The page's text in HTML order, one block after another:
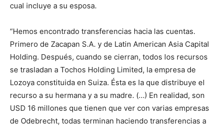
cual incluye a su esposa.
“Hemos encontrado transferencias hacia las cuentas.
Primero de Zacapan S.A. y de Latin American Asia Capital
Holding. Después, cuando se cierran, todos los recursos
se trasladan a Tochos Holding Limited, la empresa de
Lozoya constituida en Suiza. Ésta es la que distribuye el
recurso a su hermana y a su madre. (…) En realidad, son
USD 16 millones que tienen que ver con varias empresas
de Odebrecht, todas terminan haciendo transferencias a